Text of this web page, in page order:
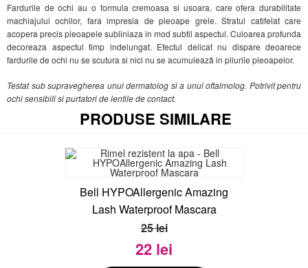
Fardurile de ochi au o formula cremoasa si usoara, care ofera durabilitate
machiajului ochilor, fara impresia de pleoape grele. Stratul catifelat care
acopera precis pleoapele subliniaza in mod subtil aspectul. Culoarea profunda
decoreaza aspectul timp indelungat. Efectul delicat nu dispare deoarece
fardurile de ochi nu se scutura si nici nu se acumulează in pliurile pleoapelor.
Testat sub supravegherea unui dermatolog si a unui oftalmolog. Potrivit pentru
ochi sensibili si purtatori de lentile de contact.
PRODUSE SIMILARE
Bell HYPOAllergenic Amazing
Lash Waterproof Mascara
25 lei
22 lei